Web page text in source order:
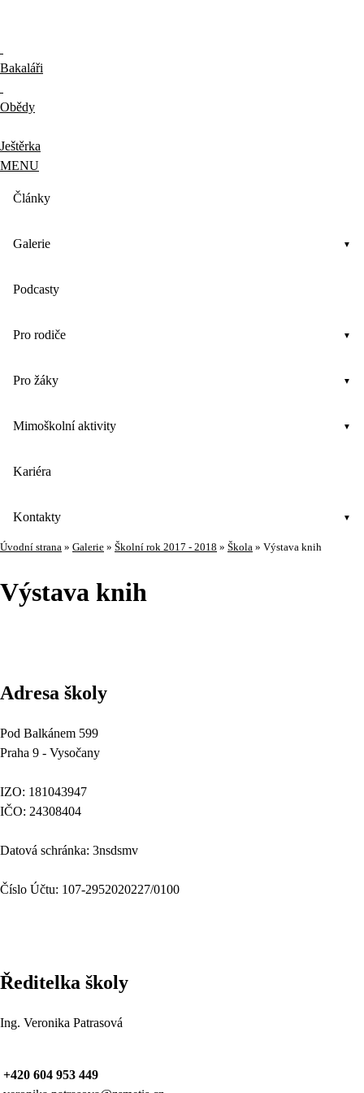
Bakaláři
Obědy
Ještěrka
MENU
Články
Galerie
Podcasty
Pro rodiče
Pro žáky
Mimoškolní aktivity
Kariéra
Kontakty
Úvodní strana » Galerie » Školní rok 2017 - 2018 » Škola » Výstava knih
Výstava knih
Adresa školy
Pod Balkánem 599
Praha 9 - Vysočany
IZO: 181043947
IČO: 24308404
Datová schránka: 3nsdsmv
Číslo Účtu: 107-2952020227/0100
Ředitelka školy
Ing. Veronika Patrasová
+420 604 953 449